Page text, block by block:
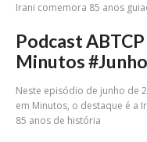
Irani comemora 85 anos
Podcast
Minutos
Neste episódio de junho de
em Minutos, o destaque é a
85 anos de história